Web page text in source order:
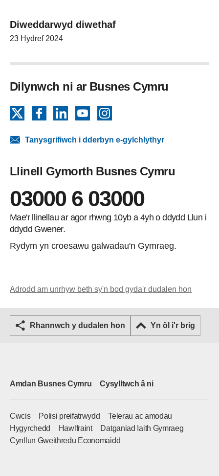
Diweddarwyd diwethaf
23 Hydref 2024
Dilynwch ni ar Busnes Cymru
FacebookLinkedInYouTube
Tanysgrifiwch i dderbyn e-gylchlythyr
Llinell Gymorth Busnes Cymru
03000 6 03000
Mae'r llinellau ar agor rhwng 10yb a 4yh o ddydd Llun i
ddydd Gwener.
Rydym yn croesawu galwadau'n Gymraeg.
Adrodd am unrhyw beth sy'n bod gyda'r dudalen hon
Rhannwch y dudalen hon Yn ôl i'r brig
Amdan Busnes Cymru Cysylltwch â ni
Cwcis Polisi preifatrwydd
Telerau ac amodau
Hygyrchedd
Hawlfraint
Datganiad Iaith Gymraeg
Cynllun Gweithredu Economaidd